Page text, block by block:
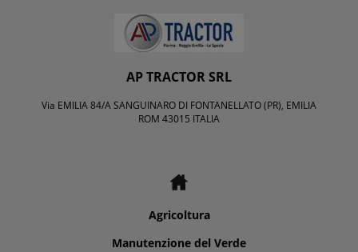
AP TRACTOR SRL
Via EMILIA 84/A SANGUINARO DI FONTANELLATO (PR), EMILIA
ROM 43015 ITALIA
Agricoltura
Manutenzione del Verde